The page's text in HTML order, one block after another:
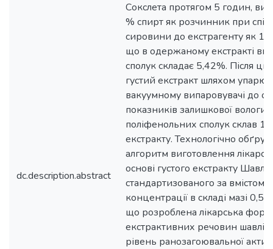
dc.description.abstract
Сокслета протягом 5 годин,
% спирт як розчинник при
сировини до екстрагенту як
що в одержаному екстракті
сполук складає 5,42%. Після
густий екстракт шляхом
вакуумному випаровувачі до
показників залишкової вологи
поліфенольних сполук склав
екстракту. Технологічно
алгоритм виготовлення
основі густого екстракту Шавлії
стандартизованого за вмістом
концентрації в складі мазі
що розроблена лікарська
екстрактивних речовин шавлії
рівень ранозагоювальної